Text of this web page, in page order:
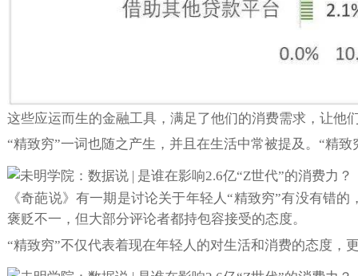
这些应运而生的金融工具，满足了他们的消费需求，让他
“精致穷”一词也随之产生，并且在生活中常被提及。“精
《奇葩说》有一期是讨论关于年轻人“精致穷”有没有错
褒贬不一，但大部分评论者都持包容接受的态度。
“精致穷”不仅代表着现在年轻人的对生活和消费的态度，